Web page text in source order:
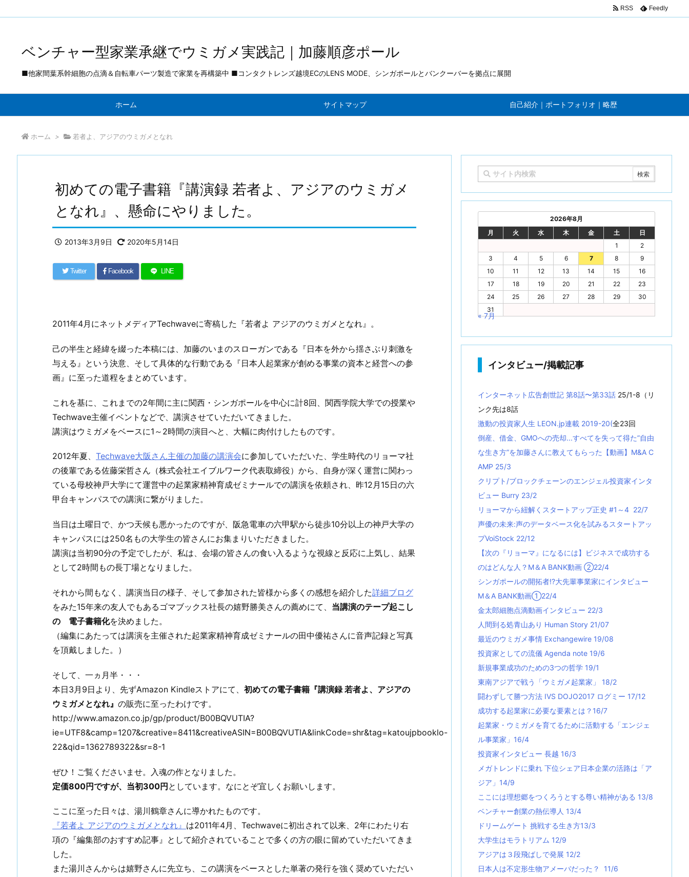
ベンチャー型家業承継でウミガメ実践記｜加藤順彦ポール
■他家間葉系幹細胞の点滴＆自転車パーツ製造で家業を再構築中 ■コンタクトレンズ越境ECのLENS MODE、シンガポールとバンクーバーを拠点に展開
ホーム サイトマップ 自己紹介｜ポートフォリオ｜略歴
RSS Feedly
ホーム > 若者よ、アジアのウミガメとなれ
初めての電子書籍『講演録 若者よ、アジアのウミガメ
となれ』、懸命にやりました。
2013年3月9日 2020年5月14日
Twitter Facebook LINE
2011年4月にネットメディアTechwaveに寄稿した『若者よ アジアのウミガメとなれ』。
己の半生と経緯を綴った本稿には、加藤のいまのスローガンである『日本を外から揺さぶり刺激を
与える』という決意、そして具体的な行動である『日本人起業家が創める事業の資本と経営への参
画』に至った道程をまとめています。
これを基に、これまでの2年間に主に関西・シンガポールを中心に計8回、関西学院大学での授業や
Techwave主催イベントなどで、講演させていただいてきました。
講演はウミガメをベースに1～2時間の演目へと、大幅に肉付けしたものです。
2012年夏、 Techwave大阪さん主催の加藤の講演会に参加していただいた、学生時代のリョーマ社
の後輩である佐藤栄哲さん（株式会社エイブルワーク代表取締役）から、自身が深く運営に関わっ
ている母校神戸大学にて運営中の起業家精神育成ゼミナールでの講演を依頼され、昨12月15日の六
甲台キャンパスでの講演に繋がりました。
当日は土曜日で、かつ天候も悪かったのですが、阪急電車の六甲駅から徒歩10分以上の神戸大学の
キャンパスには250名もの大学生の皆さんにお集まりいただきました。
講演は当初90分の予定でしたが、私は、会場の皆さんの食い入るような視線と反応に上気し、結果
として2時間もの長丁場となりました。
それから間もなく、講演当日の様子、そして参加された皆様から多くの感想を紹介した詳細ブログ
をみた15年来の友人でもあるゴマブックス社長の嬉野勝美さんの薦めにて、 当講演のテープ起こし
の 電子書籍化を決めました。
（編集にあたっては講演を主催された起業家精神育成ゼミナールの田中優祐さんに音声記録と写真
を頂戴しました。）
そして、一ヵ月半・・・
本日3月9日より、先ずAmazon Kindleストアにて、 初めての電子書籍『講演録 若者よ、アジアの
ウミガメとなれ』 の販売に至ったわけです。
http://www.amazon.co.jp/gp/product/B00BQVUTIA?
ie=UTF8&camp=1207&creative=8411&creativeASIN=B00BQVUTIA&linkCode=shr&tag=katoujpbooklo-
22&qid=1362789322&sr=8-1
ぜひ！ご覧くださいませ。入魂の作となりました。
定価800円ですが、当初300円としています。なにとぞ宜しくお願いします。
ここに至った日々は、湯川鶴章さんに導かれたものです。
『若者よ アジアのウミガメとなれ』 は2011年4月、Techwaveに初出されて以来、2年にわたり右
項の『編集部のおすすめ記事』として紹介されていることで多くの方の眼に留めていただいてきま
した。
また湯川さんからは嬉野さんに先立ち、この講演をベースとした単著の発行を強く奨めていただい
2026年8月
月
火 水 木 金 土
日
1
2
3
4 5 6 7 8
9
10
11 12 13 14 15
16
17
18 19 20 21 22
23
24
25 26 27 28 29
30
31
« 7月
インタビュー/掲載記事
インターネット広告創世記 第8話〜第33話 25/1-8（リ
ンク先は8話
激動の投資家人生 LEON.jp連載 2019-20(全23回
倒産、借金、GMOへの売却...すべてを失って得た”自由
な生き方”を加藤さんに教えてもらった【動画】M&A C
AMP 25/3
クリプト/ブロックチェーンのエンジェル投資家インタ
ビュー Burry 23/2
リョーマから紐解くスタートアップ正史 #1～4 22/7
声優の未来:声のデータベース化を試みるスタートアッ
プVoiStock 22/12
【次の『リョーマ』になるには】ビジネスで成功する
のはどんな人？M＆A BANK動画 ②22/4
シンガポールの開拓者!?大先輩事業家にインタビュー
M＆A BANK動画①22/4
金太郎細胞点滴動画インタビュー 22/3
人間到る処青山あり Human Story 21/07
最近のウミガメ事情 Exchangewire 19/08
投資家としての流儀 Agenda note 19/6
新規事業成功のための3つの哲学 19/1
東南アジアで戦う「ウミガメ起業家」 18/2
闘わずして勝つ方法 IVS DOJO2017 ログミー 17/12
成功する起業家に必要な要素とは？16/7
起業家・ウミガメを育てるために活動する「エンジェ
ル事業家」16/4
投資家インタビュー 長越 16/3
メガトレンドに乗れ 下位シェア日本企業の活路は「ア
ジア」14/9
ここには理想郷をつくろうとする尊い精神がある 13/8
ベンチャー創業の熱伝導人 13/4
ドリームゲート 挑戦する生き方13/3
大学生はモラトリアム 12/9
アジアは３段飛ばしで発展 12/2
日本人は不定形生物アメーバだった？ 11/6